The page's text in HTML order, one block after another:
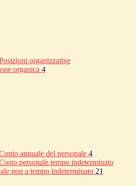
organizzative
organica 4
annuale del personale 4
personale tempo indeterminato
non a tempo indeterminato 21